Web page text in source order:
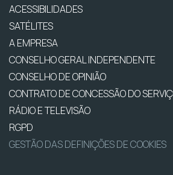
ACESSIBILIDADES
SATÉLITES
A EMPRESA
CONSELHO GERAL INDEPENDENTE
CONSELHO DE OPINIÃO
CONTRATO DE CONCESSÃO DO
RÁDIO E TELEVISÃO
RGPD
GESTÃO DAS DEFINIÇÕES DE COOKIES